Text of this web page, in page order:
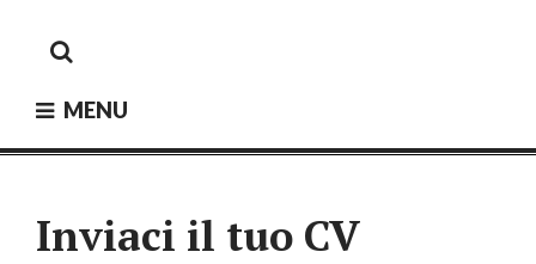
Lavoro Modena
MENU
Inviaci il tuo CV